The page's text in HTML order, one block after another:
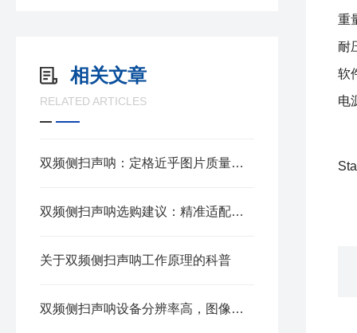
相关文章
RELATED ARTICLES
双频侧扫声呐：定格近乎图片质量的海床声学成像设备
双频侧扫声呐选购建议：精准适配水下探测场景的选型指南
关于双频侧扫声呐工作原理的科普
双频侧扫声呐设备分辨率高，图像细腻
重
耐
软
电